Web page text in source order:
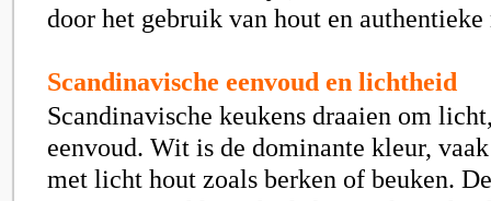
door het gebruik van hout en
Scandinavische eenvoud en lichtheid
Scandinavische keukens draaien om
eenvoud. Wit is de dominante kleur,
met licht hout zoals berken of beuken.